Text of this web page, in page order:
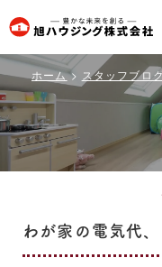
旭
ハ
ウ
ジ
ン
グ
社
ホーム スタッフブロ
わが家の電気代